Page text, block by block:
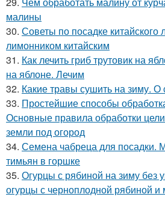
малины
30. Советы по посадке китайского
лимонником китайским
31. Как лечить гриб трутовик на
на яблоне. Лечим
32. Какие травы сушить на зиму. О
33. Простейшие способы
Основные правила обработки
земли под огород
34. Семена чабреца для посадки.
тимьян в горшке
35. Огурцы с рябиной на зиму без
огурцы с черноплодной рябиной и